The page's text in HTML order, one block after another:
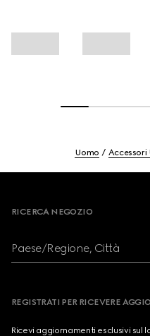
Uomo Accessori
RICERCA NEGOZIO
Paese/Regione, Città
REGISTRATI PER RICEVERE
Ricevi aggiornamenti esclusivi sul